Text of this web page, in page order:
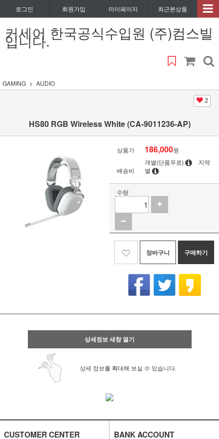
로그인 회원가입 마이페이지 최근본상품
커세어 한국공식수입원 (주)컴스빌
입니다.
GAMING AUDIO
2
HS80 RGB Wireless White (CA-9011236-AP)
상품가 186,000원
배송비
개별(단품무료)
지역
별
수량
장바구니 구매하기
상세정보 새창 열기
상세 정보를 확대해 보실 수 있습니다.
CUSTOMER CENTER BANK ACCOUNT